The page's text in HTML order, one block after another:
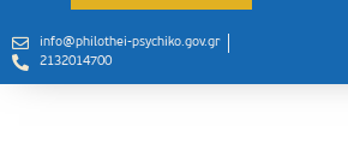
info@philothei-psychiko.gov.gr
2132014700